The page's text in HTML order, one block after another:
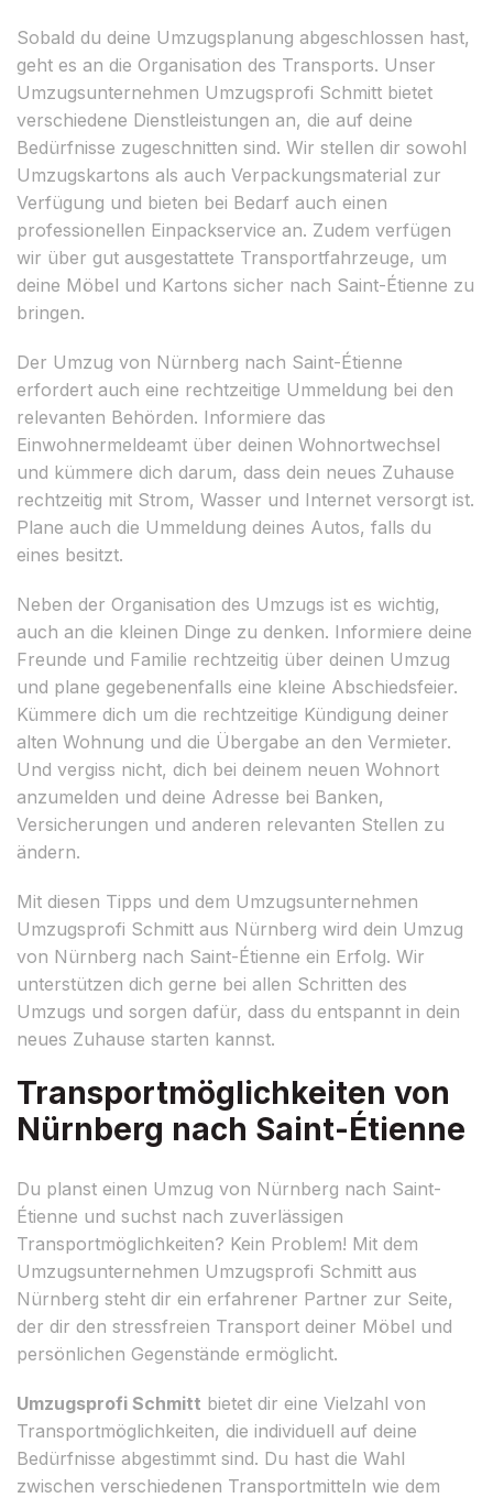
Sobald du deine Umzugsplanung abgeschlossen hast,
geht es an die Organisation des Transports. Unser
Umzugsunternehmen Umzugsprofi Schmitt bietet
verschiedene Dienstleistungen an, die auf deine
Bedürfnisse zugeschnitten sind. Wir stellen dir sowohl
Umzugskartons als auch Verpackungsmaterial zur
Verfügung und bieten bei Bedarf auch einen
professionellen Einpackservice an. Zudem verfügen
wir über gut ausgestattete Transportfahrzeuge, um
deine Möbel und Kartons sicher nach Saint-Étienne zu
bringen.
Der Umzug von Nürnberg nach Saint-Étienne
erfordert auch eine rechtzeitige Ummeldung bei den
relevanten Behörden. Informiere das
Einwohnermeldeamt über deinen Wohnortwechsel
und kümmere dich darum, dass dein neues Zuhause
rechtzeitig mit Strom, Wasser und Internet versorgt ist.
Plane auch die Ummeldung deines Autos, falls du
eines besitzt.
Neben der Organisation des Umzugs ist es wichtig,
auch an die kleinen Dinge zu denken. Informiere deine
Freunde und Familie rechtzeitig über deinen Umzug
und plane gegebenenfalls eine kleine Abschiedsfeier.
Kümmere dich um die rechtzeitige Kündigung deiner
alten Wohnung und die Übergabe an den Vermieter.
Und vergiss nicht, dich bei deinem neuen Wohnort
anzumelden und deine Adresse bei Banken,
Versicherungen und anderen relevanten Stellen zu
ändern.
Mit diesen Tipps und dem Umzugsunternehmen
Umzugsprofi Schmitt aus Nürnberg wird dein Umzug
von Nürnberg nach Saint-Étienne ein Erfolg. Wir
unterstützen dich gerne bei allen Schritten des
Umzugs und sorgen dafür, dass du entspannt in dein
neues Zuhause starten kannst.
Transportmöglichkeiten von
Nürnberg nach Saint-Étienne
Du planst einen Umzug von Nürnberg nach Saint-
Étienne und suchst nach zuverlässigen
Transportmöglichkeiten? Kein Problem! Mit dem
Umzugsunternehmen Umzugsprofi Schmitt aus
Nürnberg steht dir ein erfahrener Partner zur Seite,
der dir den stressfreien Transport deiner Möbel und
persönlichen Gegenstände ermöglicht.
Umzugsprofi Schmitt bietet dir eine Vielzahl von
Transportmöglichkeiten, die individuell auf deine
Bedürfnisse abgestimmt sind. Du hast die Wahl
zwischen verschiedenen Transportmitteln wie dem